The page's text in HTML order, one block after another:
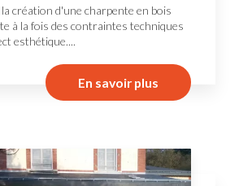
la création d'une charpente en bois
à la fois des contraintes techniques
esthétique....
En savoir plus